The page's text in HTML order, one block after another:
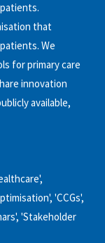
that
We
for primary care
innovation
available,
'CCGs',
'Stakeholder